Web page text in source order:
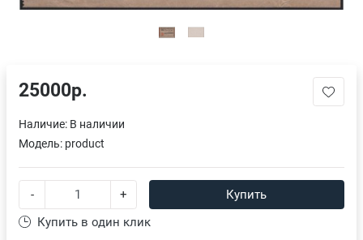
25000р.
Наличие: В наличии
Модель: product
- +
Купить
Купить в один клик